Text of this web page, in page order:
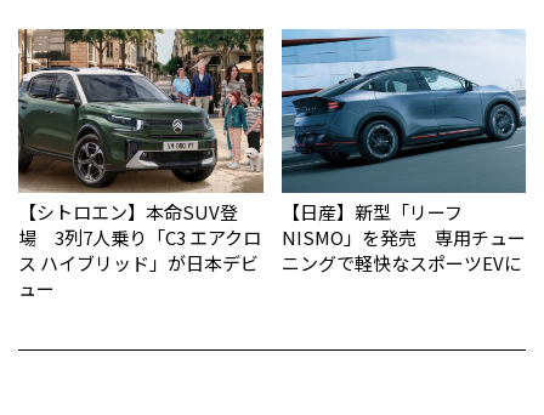
【シトロエン】本命SUV登
場 3列7人乗り「C3 エアクロ
ス ハイブリッド」が日本デビ
ュー
【日産】新型「リーフ
NISMO」を発売 専用チュー
ニングで軽快なスポーツEVに